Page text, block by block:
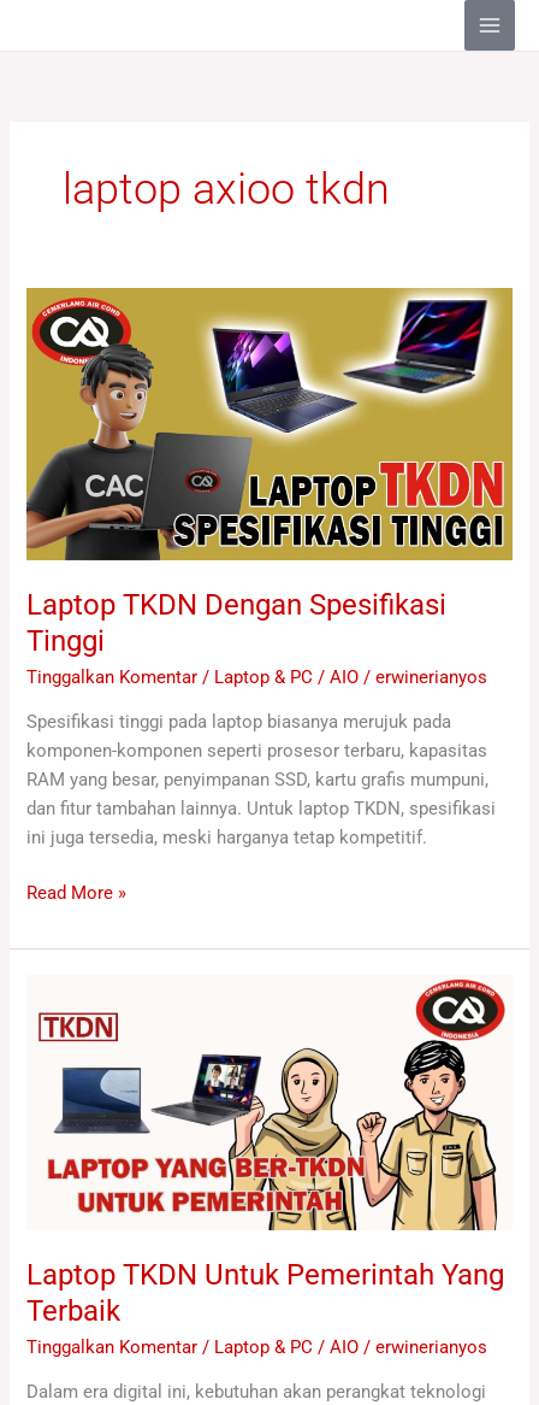
laptop axioo tkdn
Laptop TKDN Dengan Spesifikasi
Tinggi
Tinggalkan Komentar / Laptop & PC / AIO /erwinerianyos
Spesifikasi tinggi pada laptop biasanya merujuk pada
komponen-komponen seperti prosesor terbaru, kapasitas
RAM yang besar, penyimpanan SSD, kartu grafis mumpuni,
dan fitur tambahan lainnya. Untuk laptop TKDN, spesifikasi
ini juga tersedia, meski harganya tetap kompetitif.
Laptop
TKDN
Dengan
Spesifikasi
Read More »
Laptop TKDN Untuk Pemerintah Yang
Terbaik
Tinggalkan Komentar / Laptop & PC / AIO /erwinerianyos
Dalam era digital ini, kebutuhan akan perangkat teknologi
TKDN
Untuk
Pemerintah
Yang
Terbaik